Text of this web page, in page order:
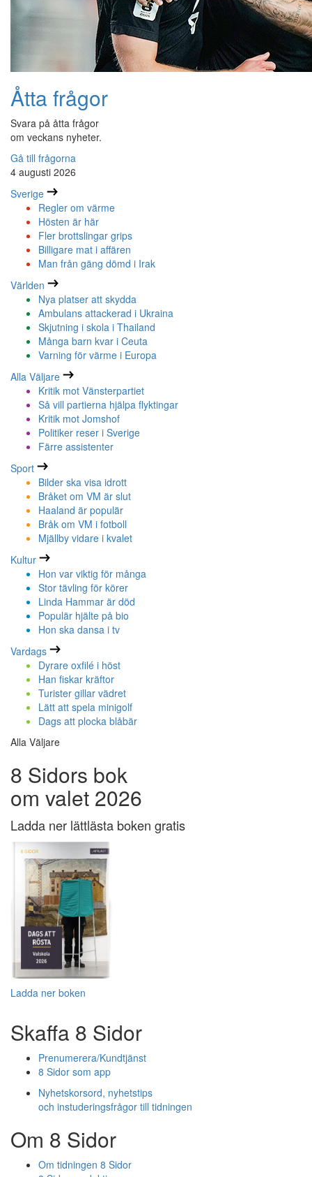
Åtta frågor
Svara på åtta frågor
om veckans nyheter.
Gå till frågorna
4 augusti 2026
Sverige
Regler om värme
Hösten är här
Fler brottslingar grips
Billigare mat i affären
Man från gäng dömd i Irak
Världen
Nya platser att skydda
Ambulans attackerad i Ukraina
Skjutning i skola i Thailand
Många barn kvar i Ceuta
Varning för värme i Europa
Alla Väljare
Kritik mot Vänsterpartiet
Så vill partierna hjälpa flyktingar
Kritik mot Jomshof
Politiker reser i Sverige
Färre assistenter
Sport
Bilder ska visa idrott
Bråket om VM är slut
Haaland är populär
Bråk om VM i fotboll
Mjällby vidare i kvalet
Kultur
Hon var viktig för många
Stor tävling för körer
Linda Hammar är död
Populär hjälte på bio
Hon ska dansa i tv
Vardags
Dyrare oxfilé i höst
Han fiskar kräftor
Turister gillar vädret
Lätt att spela minigolf
Dags att plocka blåbär
Alla Väljare
8 Sidors bok
om valet 2026
Ladda ner lättlästa boken gratis
Ladda ner boken
Skaffa 8 Sidor
Prenumerera/Kundtjänst
8 Sidor som app
Nyhetskorsord, nyhetstips
och instuderingsfrågor till tidningen
Om 8 Sidor
Om tidningen 8 Sidor